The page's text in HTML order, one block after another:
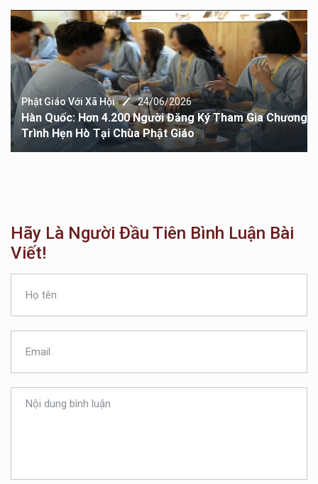
Phật Giáo Với Xã Hội 24/06/2026
Hàn Quốc: Hơn 4.200 Người Đăng Ký Tham Gia Chương
Trình Hẹn Hò Tại Chùa Phật Giáo
Hãy Là Người Đầu Tiên Bình Luận Bài
Viết!